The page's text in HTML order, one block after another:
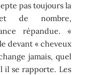
pas toujours la
de nombre,
répandue. «
devant « cheveux
jamais, quel
il se rapporte. Les